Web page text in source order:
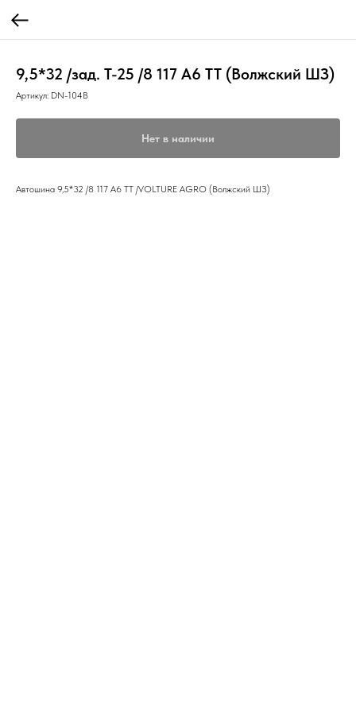
9,5*32 /зад. Т-25 /8 117 А6 ТТ (Волжский ШЗ)
Артикул: DN-104В
Нет в наличии
Автошина 9,5*32 /8 117 А6 ТТ /VOLTURE AGRO (Волжский ШЗ)